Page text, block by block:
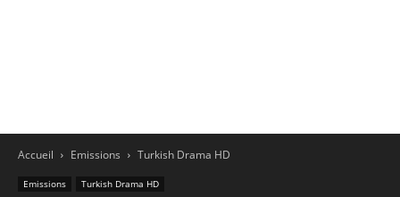
Accueil Emissions Turkish Drama HD
Emissions Turkish Drama HD